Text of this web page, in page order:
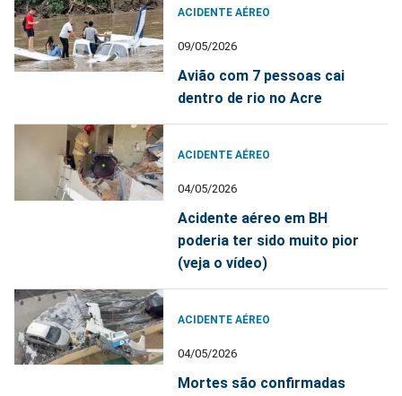
ACIDENTE AÉREO
09/05/2026
Avião com 7 pessoas cai
dentro de rio no Acre
ACIDENTE AÉREO
04/05/2026
Acidente aéreo em BH
poderia ter sido muito pior
(veja o vídeo)
ACIDENTE AÉREO
04/05/2026
Mortes são confirmadas